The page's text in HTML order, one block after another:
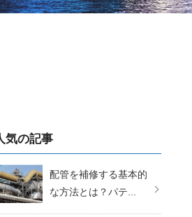
気の記事
配管を補修する基本的
な方法とは？パテ...